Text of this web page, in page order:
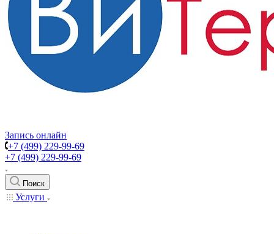
Запись онлайн
+7 (499) 229-99-69
+7 (499) 229-99-69
Поиск
Услуги